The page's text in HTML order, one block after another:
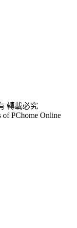
轉載必究
of PChome Online